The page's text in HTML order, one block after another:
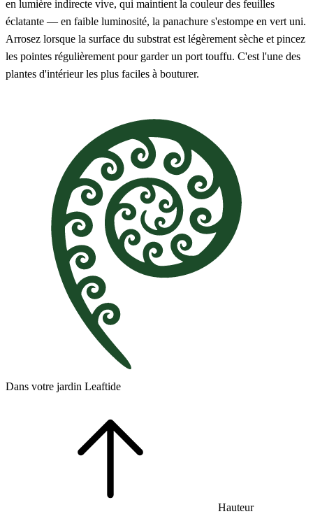
en lumière indirecte vive, qui maintient la couleur des feuilles
éclatante — en faible luminosité, la panachure s'estompe en vert uni.
Arrosez lorsque la surface du substrat est légèrement sèche et pincez
les pointes régulièrement pour garder un port touffu. C'est l'une des
plantes d'intérieur les plus faciles à bouturer.
Dans votre jardin Leaftide
Hauteur